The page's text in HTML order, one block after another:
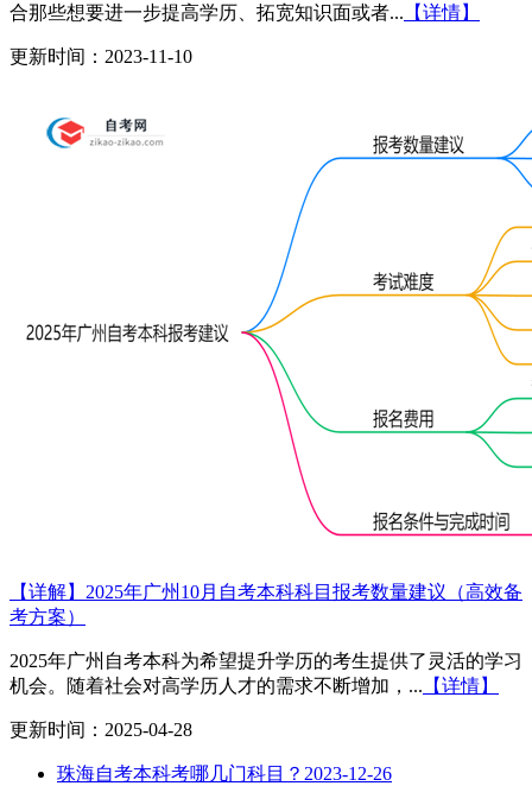
合那些想要进一步提高学历、拓宽知识面或者... 【详情】
更新时间：2023-11-10
【详解】2025年广州10月自考本科科目报考数量建议（高效备
考方案）
2025年广州自考本科为希望提升学历的考生提供了灵活的学习
机会。随着社会对高学历人才的需求不断增加，... 【详情】
更新时间：2025-04-28
珠海自考本科考哪几门科目？ 2023-12-26